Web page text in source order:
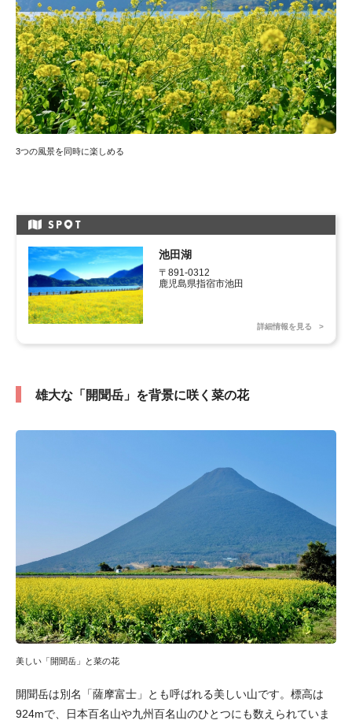
3つの風景を同時に楽しめる
SP T
池田湖
〒891-0312
鹿児島県指宿市池田
詳細情報を見る
雄大な「開聞岳」を背景に咲く菜の花
美しい「開聞岳」と菜の花
開聞岳は別名「薩摩富士」とも呼ばれる美しい山です。標高は
924mで、日本百名山や九州百名山のひとつにも数えられていま